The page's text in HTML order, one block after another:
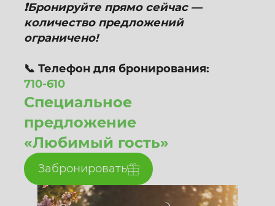
❗Бронируйте прямо сейчас —
количество предложений
ограничено!
📞 Телефон для бронирования:
710-610
Специальное
предложение
«Любимый гость»
Забронировать